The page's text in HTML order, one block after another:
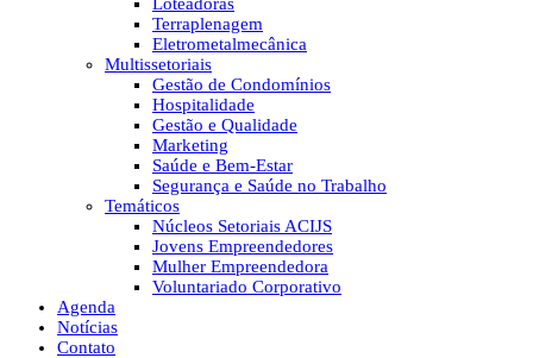
Terraplenagem
Eletrometalmecânica
Multissetoriais
Gestão de Condomínios
Hospitalidade
Gestão e Qualidade
Marketing
Saúde e Bem-Estar
Segurança e Saúde no Trabalho
Temáticos
Núcleos Setoriais ACIJS
Jovens Empreendedores
Mulher Empreendedora
Voluntariado Corporativo
Agenda
Notícias
Contato